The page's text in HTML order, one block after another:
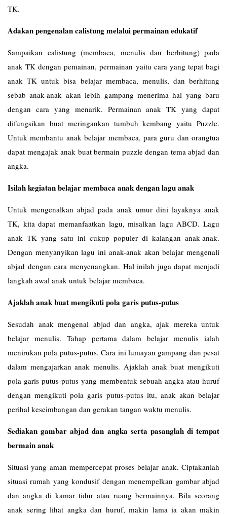
TK.
Adakan pengenalan calistung melalui permainan edukatif
Sampaikan calistung (membaca, menulis dan berhitung) pada
anak TK dengan pemainan, permainan yaitu cara yang tepat bagi
anak TK untuk bisa belajar membaca, menulis, dan berhitung
sebab anak-anak akan lebih gampang menerima hal yang baru
dengan cara yang menarik. Permainan anak TK yang dapat
difungsikan buat meringankan tumbuh kembang yaitu Puzzle.
Untuk membantu anak belajar membaca, para guru dan orangtua
dapat mengajak anak buat bermain puzzle dengan tema abjad dan
angka.
Isilah kegiatan belajar membaca anak dengan lagu anak
Untuk mengenalkan abjad pada anak umur dini layaknya anak
TK, kita dapat memanfaatkan lagu, misalkan lagu ABCD. Lagu
anak TK yang satu ini cukup populer di kalangan anak-anak.
Dengan menyanyikan lagu ini anak-anak akan belajar mengenali
abjad dengan cara menyenangkan. Hal inilah juga dapat menjadi
langkah awal anak untuk belajar membaca.
Ajaklah anak buat mengikuti pola garis putus-putus
Sesudah anak mengenal abjad dan angka, ajak mereka untuk
belajar menulis. Tahap pertama dalam belajar menulis ialah
menirukan pola putus-putus. Cara ini lumayan gampang dan pesat
dalam mengajarkan anak menulis. Ajaklah anak buat mengikuti
pola garis putus-putus yang membentuk sebuah angka atau huruf
dengan mengikuti pola garis putus-putus itu, anak akan belajar
perihal keseimbangan dan gerakan tangan waktu menulis.
Sediakan gambar abjad dan angka serta pasanglah di tempat
bermain anak
Situasi yang aman mempercepat proses belajar anak. Ciptakanlah
situasi rumah yang kondusif dengan menempelkan gambar abjad
dan angka di kamar tidur atau ruang bermainnya. Bila seorang
anak sering lihat angka dan huruf, makin lama ia akan makin